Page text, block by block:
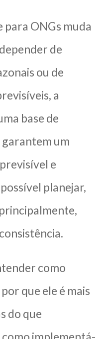
ONGs muda
de
ou de
a
base de
garantem um
e
planejar,
como
que ele é mais
do que